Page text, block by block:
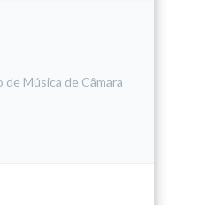
Música de Câmara